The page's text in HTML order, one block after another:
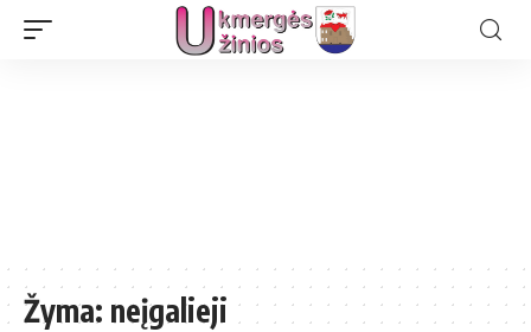
Žyma: neįgalieji